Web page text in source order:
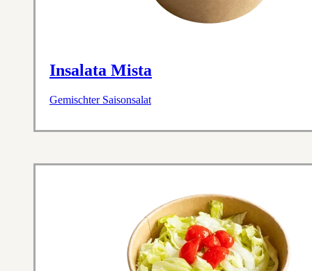
Insalata Mista
Gemischter Saisonsalat